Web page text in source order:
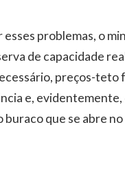
problemas, o
de capacidade
preços-teto
e, evidentemente,
que se abre